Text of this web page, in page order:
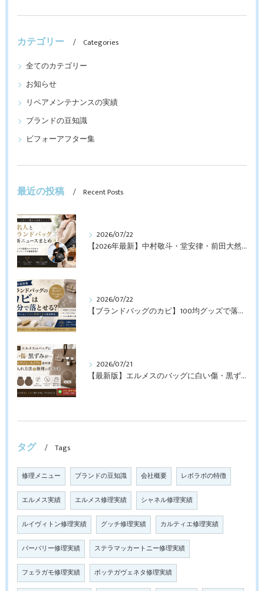
カテゴリー
Categories
全てのカテゴリー
お知らせ
リペアメンテナンスの実績
ブランドの豆知識
ビフォーアフター集
最近の投稿 Recent Posts
2026/07/22
【2026年最新】中村敬斗・堂安律・前田大然も愛用！日本代表選手が持つブランドバッグとは？修理・メンテナンス方法も解説
2026/07/22
【ブランドバッグのカビ】100均グッズで落とせる？プロが教えるNGなお手入れと修理すべきケース【最新版】
2026/07/21
【最新版】エルメスのバッグに白い傷・黒ずみが…トゴ・エプソン・スイフト素材別のお手入れ方法と修理のポイント
タグ Tags
修理メニュー ブランドの豆知識 会社概要 レボラボの特徴
エルメス実績 エルメス修理実績 シャネル修理実績
ルイヴィトン修理実績 グッチ修理実績 カルティエ修理実績
バーバリー修理実績 ステラマッカートニー修理実績
フェラガモ修理実績 ボッテガヴェネタ修理実績